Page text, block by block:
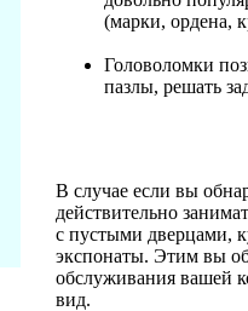
(марки, ордена,
Головоломки
пазлы, решать
В случае если вы
действительно
с пустыми дверцами,
экспонаты. Этим вы
обслуживания вашей
вид.